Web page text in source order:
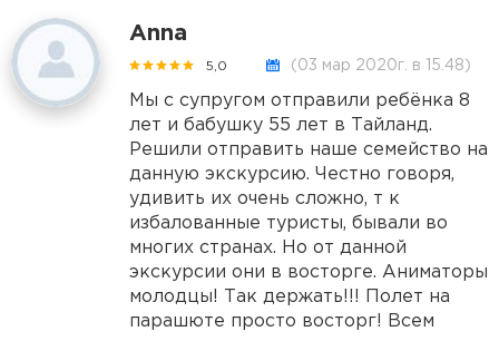
Anna
5,0 (03 мар 2020г. в 15.48)
Мы с супругом отправили ребёнка 8
лет и бабушку 55 лет в Тайланд.
Решили отправить наше семейство на
данную экскурсию. Честно говоря,
удивить их очень сложно, т к
избалованные туристы, бывали во
многих странах. Но от данной
экскурсии они в восторге. Аниматоры
молодцы! Так держать!!! Полет на
парашюте просто восторг! Всем